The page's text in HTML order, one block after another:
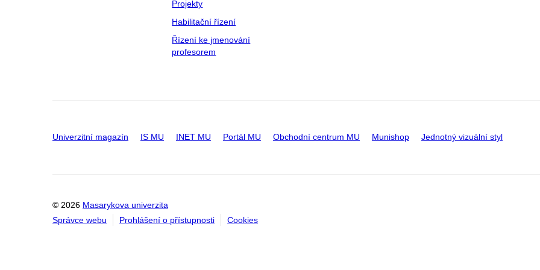
Projekty
Habilitační řízení
Řízení ke jmenování
profesorem
Univerzitní magazín IS MU INET MU Portál MU Obchodní centrum MU Munishop Jednotný vizuální styl
© 2026 Masarykova univerzita
Správce webu
Prohlášení o přístupnosti Cookies